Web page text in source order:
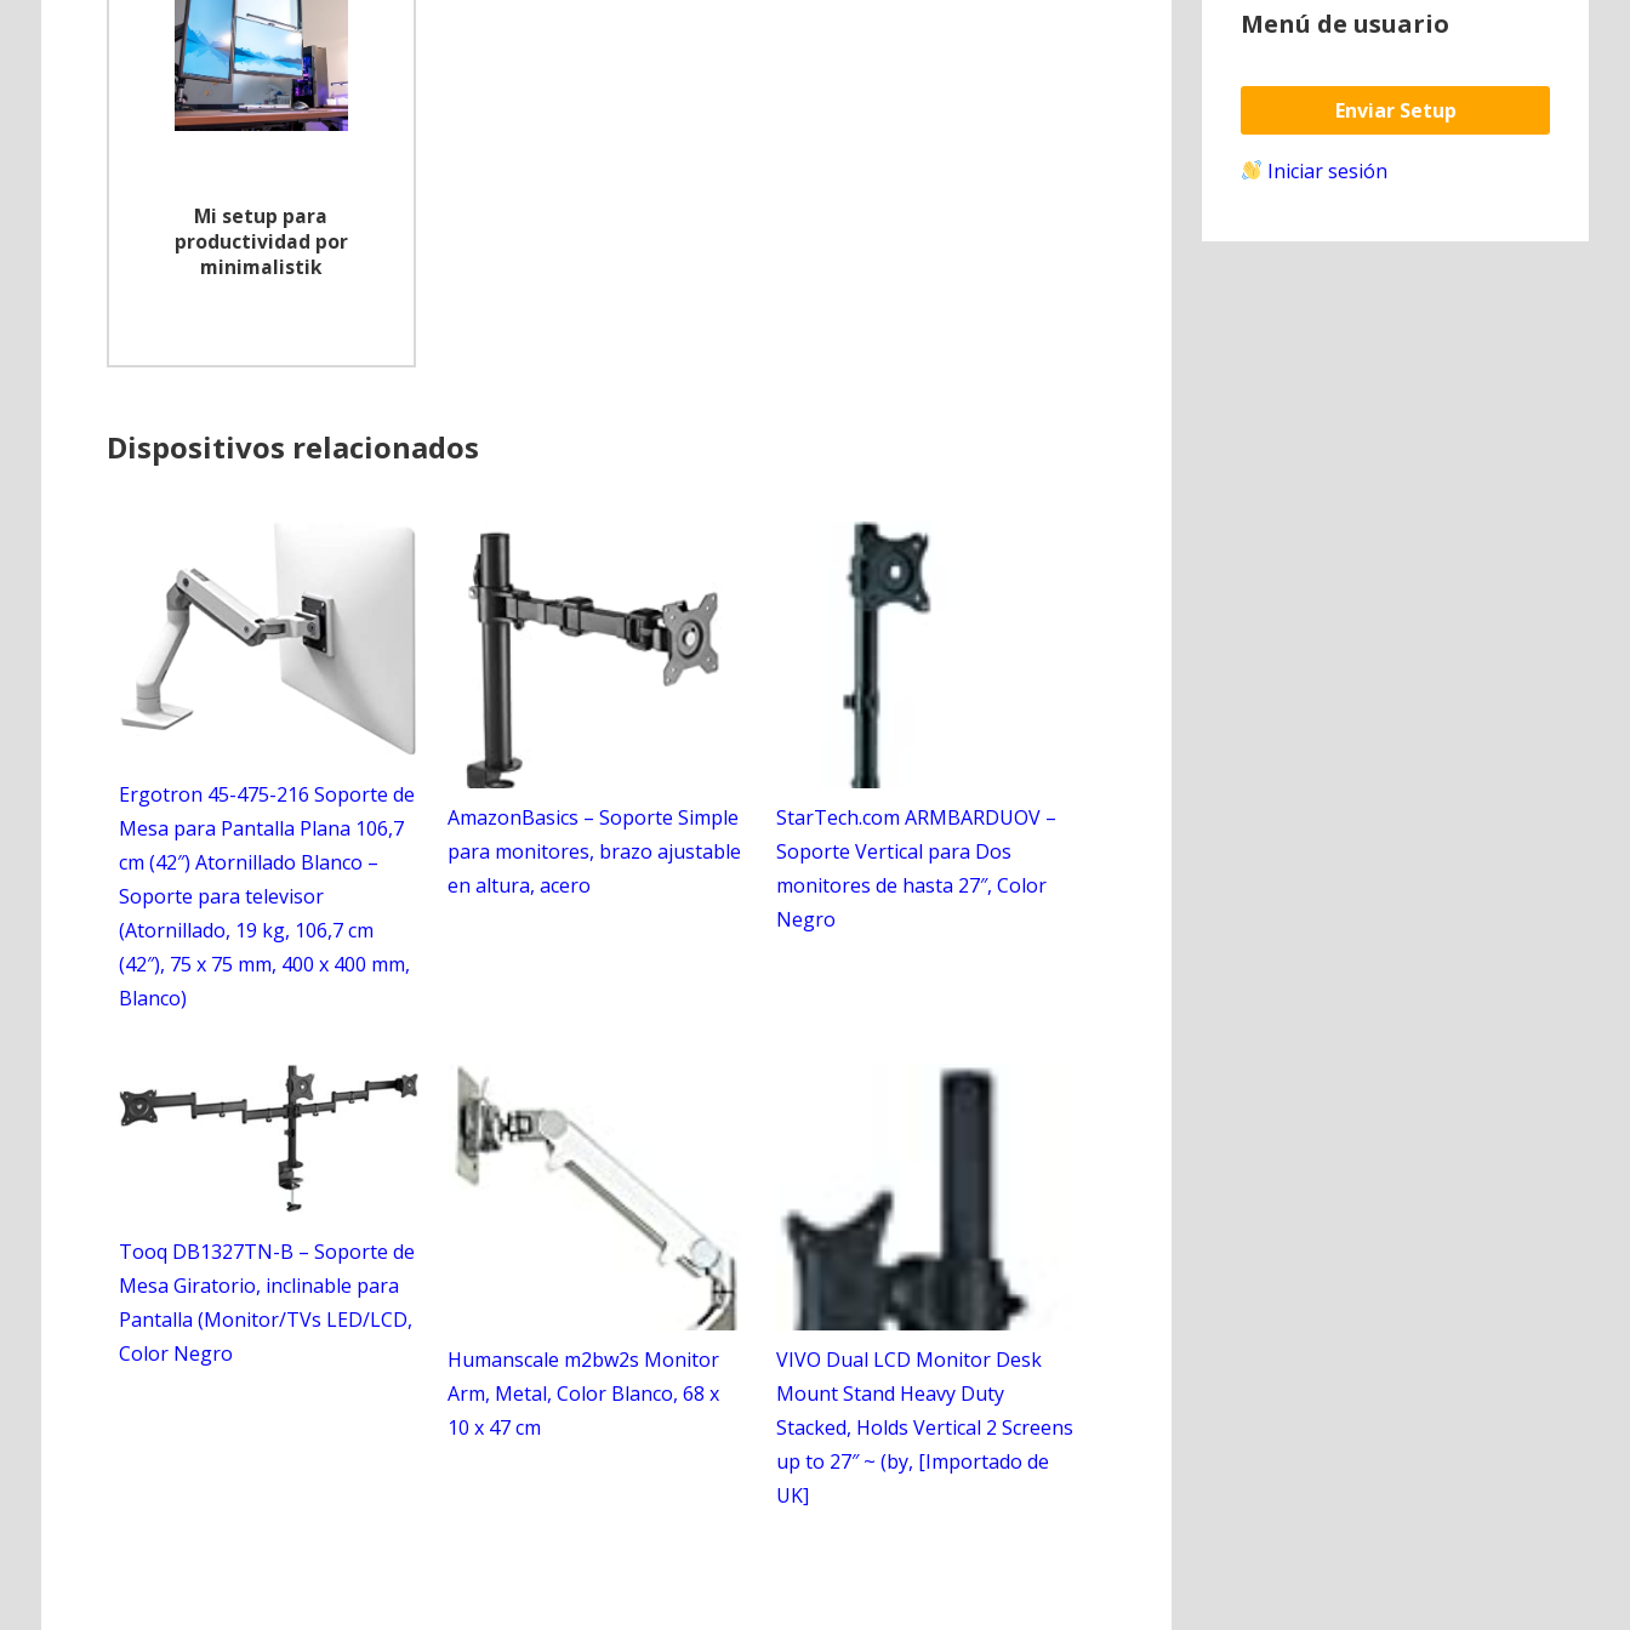
Mi setup para
productividad por
minimalistik
Dispositivos relacionados
Ergotron 45-475-216 Soporte de
Mesa para Pantalla Plana 106,7
cm (42″) Atornillado Blanco –
Soporte para televisor
(Atornillado, 19 kg, 106,7 cm
(42″), 75 x 75 mm, 400 x 400 mm,
Blanco)
AmazonBasics – Soporte Simple
para monitores, brazo ajustable
en altura, acero
StarTech.com ARMBARDUOV –
Soporte Vertical para Dos
monitores de hasta 27″, Color
Negro
Tooq DB1327TN-B – Soporte de
Mesa Giratorio, inclinable para
Pantalla (Monitor/TVs LED/LCD,
Color Negro
Humanscale m2bw2s Monitor
Arm, Metal, Color Blanco, 68 x
10 x 47 cm
VIVO Dual LCD Monitor Desk
Mount Stand Heavy Duty
Stacked, Holds Vertical 2 Screens
up to 27″ ~ (by, [Importado de
UK]
Menú de usuario
Enviar Setup
Iniciar sesión